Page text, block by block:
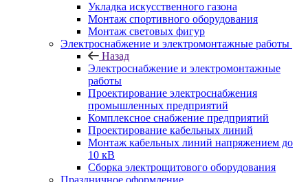
Укладка искусственного газона
Монтаж спортивного оборудования
Монтаж световых фигур
Электроснабжение и электромонтажные работы
Назад
Электроснабжение и электромонтажные
работы
Проектирование электроснабжения
промышленных предприятий
Комплексное снабжение предприятий
Проектирование кабельных линий
Монтаж кабельных линий напряжением до
10 кВ
Сборка электрощитового оборудования
Праздничное оформление